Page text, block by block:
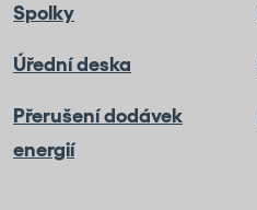
Spolky
Úřední deska
Přerušení dodávek
energií